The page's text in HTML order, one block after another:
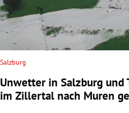
Salzburg
Unwetter in Salzburg und
im Zillertal nach Muren